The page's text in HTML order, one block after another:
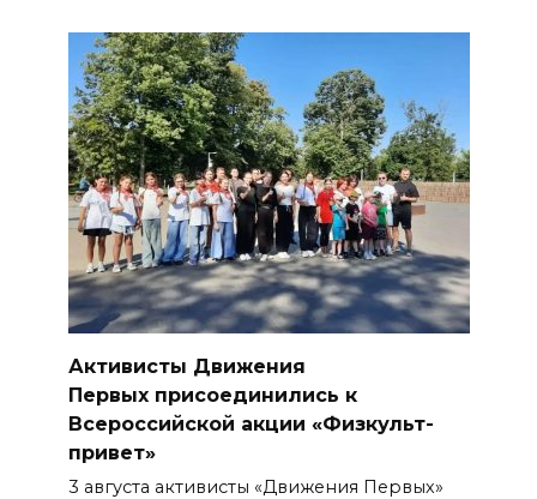
Активисты Движения
Первых присоединились к
Всероссийской акции «Физкульт-
привет»
3 августа активисты «Движения Первых»